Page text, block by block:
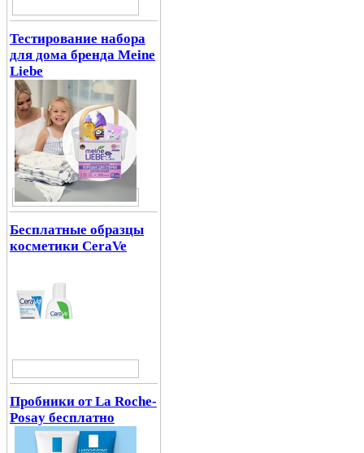
Тестирование набора
для дома бренда Meine
Liebe
Бесплатные образцы
косметики CeraVe
Пробники от La Roche-
Posay бесплатно